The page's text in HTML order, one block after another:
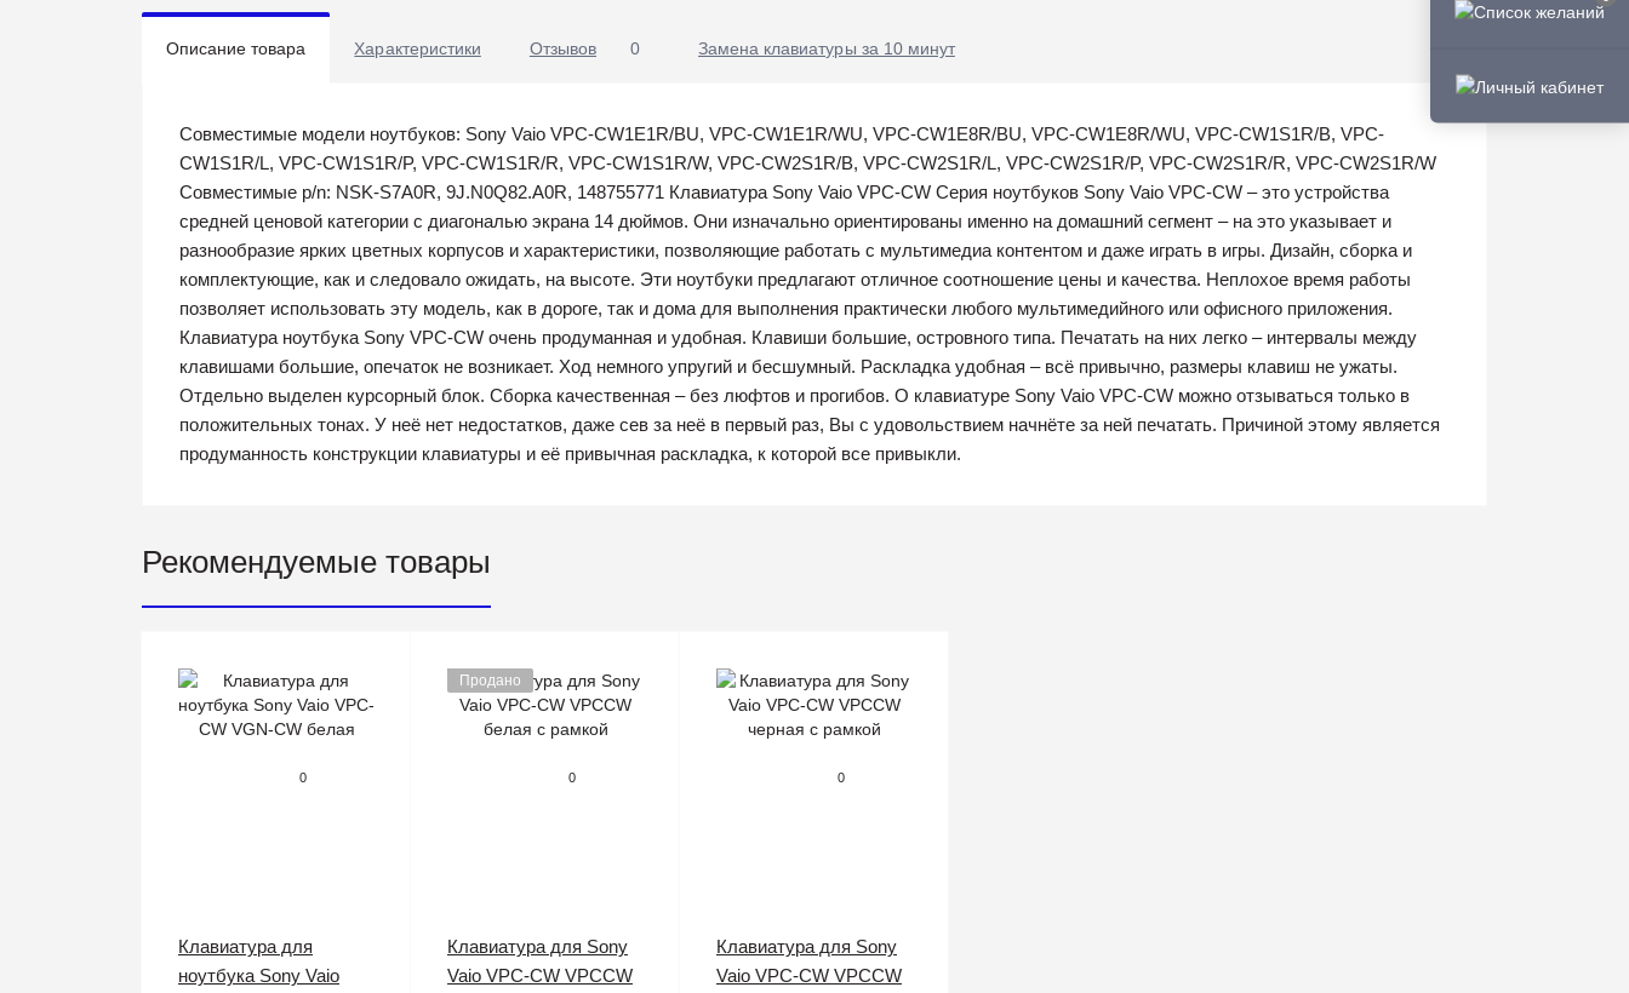
Описание товара Характеристики Отзывов 0 Замена клавиатуры за 10 минут
Совместимые модели ноутбуков: Sony Vaio VPC-CW1E1R/BU, VPC-CW1E1R/WU, VPC-CW1E8R/BU, VPC-CW1E8R/WU, VPC-CW1S1R/B, VPC-
CW1S1R/L, VPC-CW1S1R/P, VPC-CW1S1R/R, VPC-CW1S1R/W, VPC-CW2S1R/B, VPC-CW2S1R/L, VPC-CW2S1R/P, VPC-CW2S1R/R, VPC-CW2S1R/W
Совместимые p/n: NSK-S7A0R, 9J.N0Q82.A0R, 148755771 Клавиатура Sony Vaio VPC-CW Серия ноутбуков Sony Vaio VPC-CW – это устройства
средней ценовой категории с диагональю экрана 14 дюймов. Они изначально ориентированы именно на домашний сегмент – на это указывает и
разнообразие ярких цветных корпусов и характеристики, позволяющие работать с мультимедиа контентом и даже играть в игры. Дизайн, сборка и
комплектующие, как и следовало ожидать, на высоте. Эти ноутбуки предлагают отличное соотношение цены и качества. Неплохое время работы
позволяет использовать эту модель, как в дороге, так и дома для выполнения практически любого мультимедийного или офисного приложения.
Клавиатура ноутбука Sony VPC-CW очень продуманная и удобная. Клавиши большие, островного типа. Печатать на них легко – интервалы между
клавишами большие, опечаток не возникает. Ход немного упругий и бесшумный. Раскладка удобная – всё привычно, размеры клавиш не ужаты.
Отдельно выделен курсорный блок. Сборка качественная – без люфтов и прогибов. О клавиатуре Sony Vaio VPC-CW можно отзываться только в
положительных тонах. У неё нет недостатков, даже сев за неё в первый раз, Вы с удовольствием начнёте за ней печатать. Причиной этому является
продуманность конструкции клавиатуры и её привычная раскладка, к которой все привыкли.
Рекомендуемые товары
0
Клавиатура для
ноутбука Sony Vaio
Продано
0
Клавиатура для Sony
Vaio VPC-CW VPCCW
0
Клавиатура для Sony
Vaio VPC-CW VPCCW